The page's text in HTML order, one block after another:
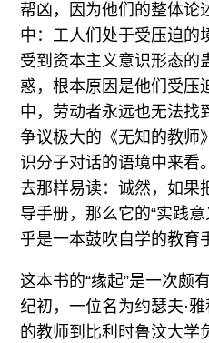
帮凶，因为他们的整体论
中：工人们处于受压迫的
受到资本主义意识形态的
惑，根本原因是他们受压
中，劳动者永远也无法找
争议极大的《无知的教师
识分子对话的语境中来看
去那样易读：诚然，如果
导手册，那么它的“实践
乎是一本鼓吹自学的教育
这本书的“缘起”是一次颇
纪初，一位名为约瑟夫·
的教师到比利时鲁汶大学